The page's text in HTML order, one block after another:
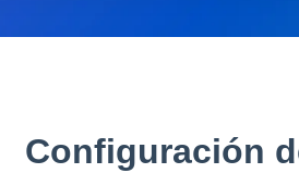
Configuración